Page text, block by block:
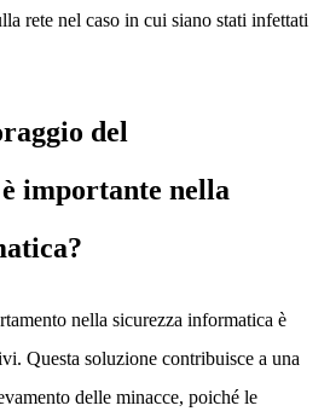
rete nel caso in cui siano stati infettati
del
importante nella
nella sicurezza informatica è
Questa soluzione contribuisce a una
delle minacce, poiché le